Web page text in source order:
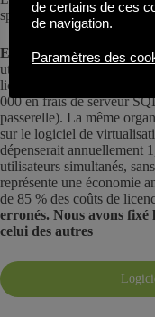
spécialisés par rapport
Exemple de coût :Une
utilisateurs simultanés
licences Citrix (dont 1
000 en frais de serveur
passerelle). La même
sur le logiciel de
dépenserait annuellement
utilisateurs simultanés,
représente une économie
de 85 % des coûts de
erronés. Nous avons
celui des autres
de certains de ces
de navigation.
Paramètres des